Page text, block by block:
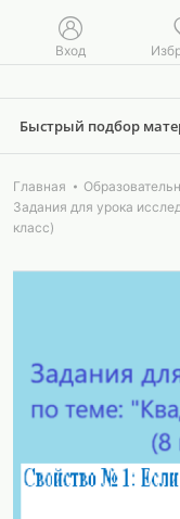
Вход
Быстрый подбор
Главная
Задания для урока
класс)